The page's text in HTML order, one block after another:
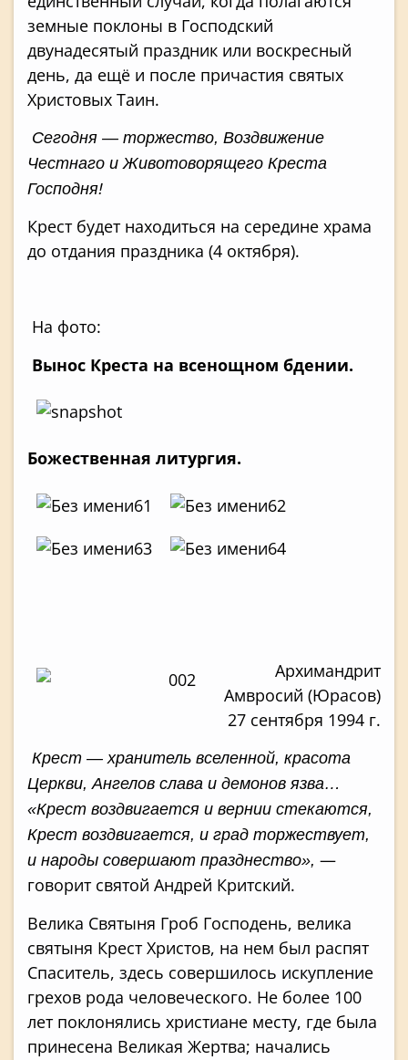
земные поклоны в Господский
двунадесятый праздник или воскресный
день, да ещё и после причастия святых
Христовых Таин.
Сегодня — торжество, Воздвижение
Честнаго и Животоворящего Креста
Господня!
Крест будет находиться на середине храма
до отдания праздника (4 октября).
На фото:
Вынос Креста на всенощном бдении.
Божественная литургия.
Архимандрит
Амвросий (Юрасов)
27 сентября 1994 г.
Крест — хранитель вселенной, красота
Церкви, Ангелов слава и демонов язва…
«Крест воздви­гается и вернии стекаются,
Крест воздвигается, и град торжествует,
и народы совершают праз­днество», —
говорит святой Андрей Критский.
Велика Святыня Гроб Господень, велика
свя­тыня Крест Христов, на нем был распят
Спаси­тель, здесь совершилось искупление
грехов рода человеческого. Не более 100
лет поклонялись христиане месту, где была
принесена Великая Жертва; начались